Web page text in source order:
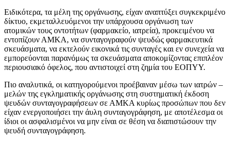
Ειδικότερα, τα μέλη της οργάνωσης, είχαν αναπτύξει συγκεκριμένο
δίκτυο, εκμεταλλευόμενοι την υπάρχουσα οργάνωση των
ατομικών τους οντοτήτων (φαρμακείο, ιατρεία), προκειμένου να
εντοπίζουν ΑΜΚΑ, να συνταγογραφούν ψευδώς φαρμακευτικά
σκευάσματα, να εκτελούν εικονικά τις συνταγές και εν συνεχεία να
εμπορεύονται παρανόμως τα σκευάσματα αποκομίζοντας επιπλέον
περιουσιακό όφελος, που αντιστοιχεί στη ζημία του ΕΟΠΥΥ.
Πιο αναλυτικά, οι κατηγορούμενοι προέβαιναν μέσω των ιατρών –
μελών της εγκληματικής οργάνωσης στη συστηματική έκδοση
ψευδών συνταγογραφήσεων σε ΑΜΚΑ κυρίως προσώπων που δεν
είχαν ενεργοποιήσει την άυλη συνταγογράφηση, με αποτέλεσμα οι
ίδιοι οι ασφαλισμένοι να μην είναι σε θέση να διαπιστώσουν την
ψευδή συνταγογράφηση.